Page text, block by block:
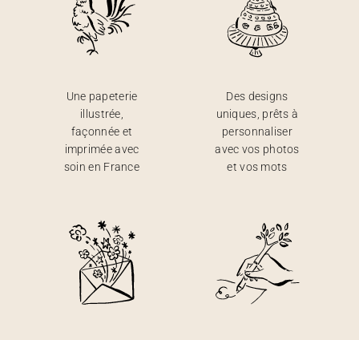
Une papeterie
illustrée,
façonnée et
imprimée avec
soin en France
Des designs
uniques, prêts à
personnaliser
avec vos photos
et vos mots